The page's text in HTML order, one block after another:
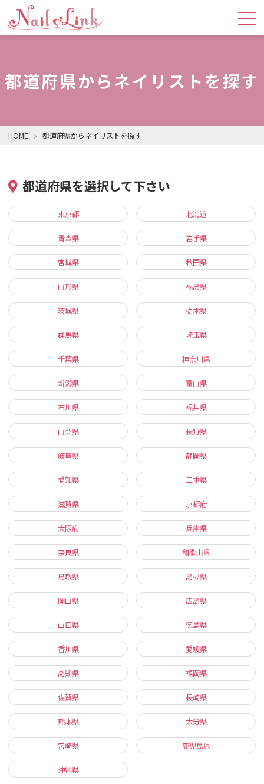
都道府県からネイリストを探す
HOME 都道府県からネイリストを探す
都道府県を選択して下さい
東京都 北海道
青森県 岩手県
宮城県 秋田県
山形県 福島県
茨城県 栃木県
群馬県 埼玉県
千葉県 神奈川県
新潟県 富山県
石川県 福井県
山梨県 長野県
岐阜県 静岡県
愛知県 三重県
滋賀県 京都府
大阪府 兵庫県
奈良県 和歌山県
鳥取県 島根県
岡山県 広島県
山口県 徳島県
香川県 愛媛県
高知県 福岡県
佐賀県 長崎県
熊本県 大分県
宮崎県 鹿児島県
沖縄県